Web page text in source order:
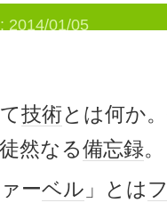
2014/01/05
技術とは何か。
然なる備忘録。
ーベル 」とは